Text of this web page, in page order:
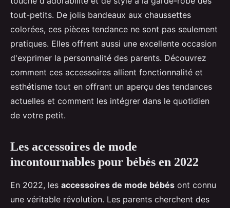
tout-petits. De jolis bandeaux aux chaussettes
colorées, ces pièces tendance ne sont pas seulement
pratiques. Elles offrent aussi une excellente occasion
d'exprimer la personnalité des parents. Découvrez
comment ces accessoires allient fonctionnalité et
esthétisme tout en offrant un aperçu des tendances
actuelles et comment les intégrer dans le quotidien
de votre petit.
Les accessoires de mode
incontournables pour bébés en 2022
En 2022, les accessoires de mode bébés ont connu
une véritable révolution. Les parents cherchent des